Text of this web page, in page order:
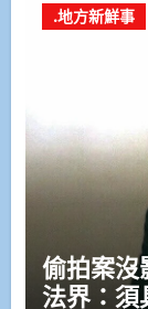
.地方新鮮事
偷拍案
法界：須